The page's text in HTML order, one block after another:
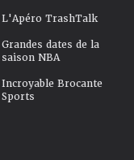
L'Apéro TrashTalk
Grandes dates de la
saison NBA
Incroyable Brocante
Sports